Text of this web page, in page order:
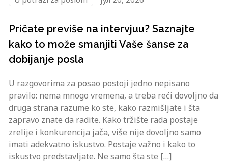
Pričate previše na intervjuu? Saznajte
kako to može smanjiti Vaše šanse za
dobijanje posla
U razgovorima za posao postoji jedno nepisano
pravilo: nema mnogo vremena, a treba reći dovoljno da
druga strana razume ko ste, kako razmišljate i šta
zapravo znate da radite. Kako tržište rada postaje
zrelije i konkurencija jača, više nije dovoljno samo
imati adekvatno iskustvo. Postaje važno i kako to
iskustvo predstavljate. Ne samo šta ste […]